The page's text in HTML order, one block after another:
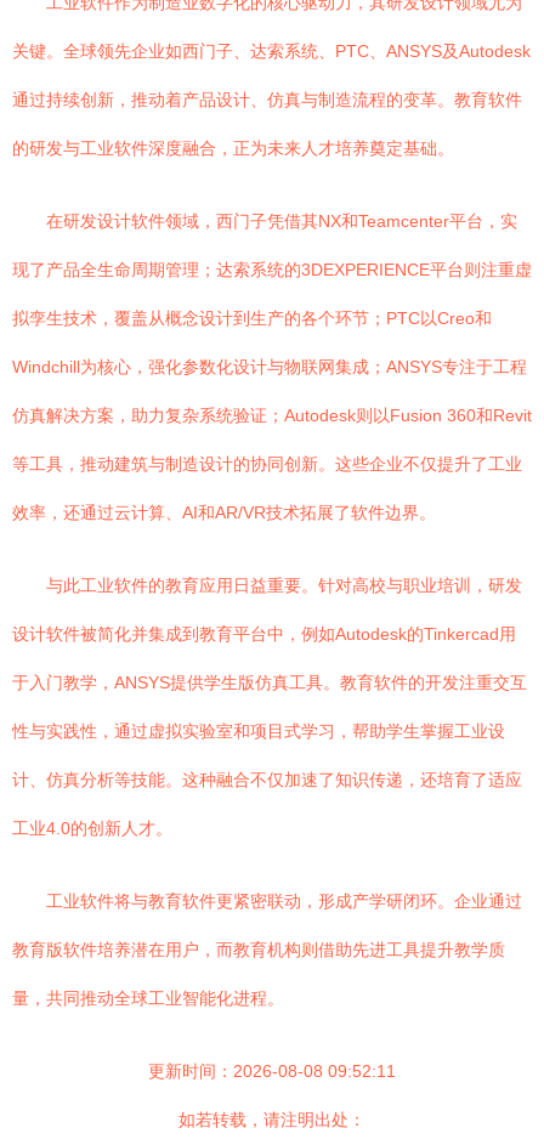
关键。全球领先企业如西门子、达索系统、PTC、ANSYS及Autodesk
通过持续创新，推动着产品设计、仿真与制造流程的变革。教育软件
的研发与工业软件深度融合，正为未来人才培养奠定基础。
在研发设计软件领域，西门子凭借其NX和Teamcenter平台，实
现了产品全生命周期管理；达索系统的3DEXPERIENCE平台则注重虚
拟孪生技术，覆盖从概念设计到生产的各个环节；PTC以Creo和
Windchill为核心，强化参数化设计与物联网集成；ANSYS专注于工程
仿真解决方案，助力复杂系统验证；Autodesk则以Fusion 360和Revit
等工具，推动建筑与制造设计的协同创新。这些企业不仅提升了工业
效率，还通过云计算、AI和AR/VR技术拓展了软件边界。
与此工业软件的教育应用日益重要。针对高校与职业培训，研发
设计软件被简化并集成到教育平台中，例如Autodesk的Tinkercad用
于入门教学，ANSYS提供学生版仿真工具。教育软件的开发注重交互
性与实践性，通过虚拟实验室和项目式学习，帮助学生掌握工业设
计、仿真分析等技能。这种融合不仅加速了知识传递，还培育了适应
工业4.0的创新人才。
工业软件将与教育软件更紧密联动，形成产学研闭环。企业通过
教育版软件培养潜在用户，而教育机构则借助先进工具提升教学质
量，共同推动全球工业智能化进程。
更新时间：2026-08-08 09:52:11
如若转载，请注明出处：